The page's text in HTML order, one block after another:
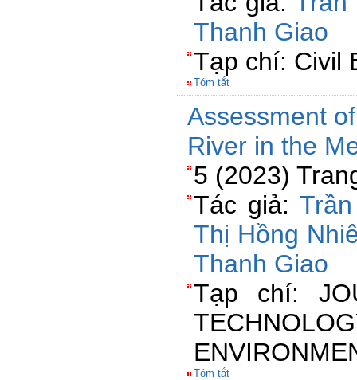
Thanh Giao
Tạp chí: Civil
Tóm tắt
Assessment
River in the
5 (2023)
Tác giả:
Thị Hồng
Thanh Giao
Tạp chí:
Tóm tắt